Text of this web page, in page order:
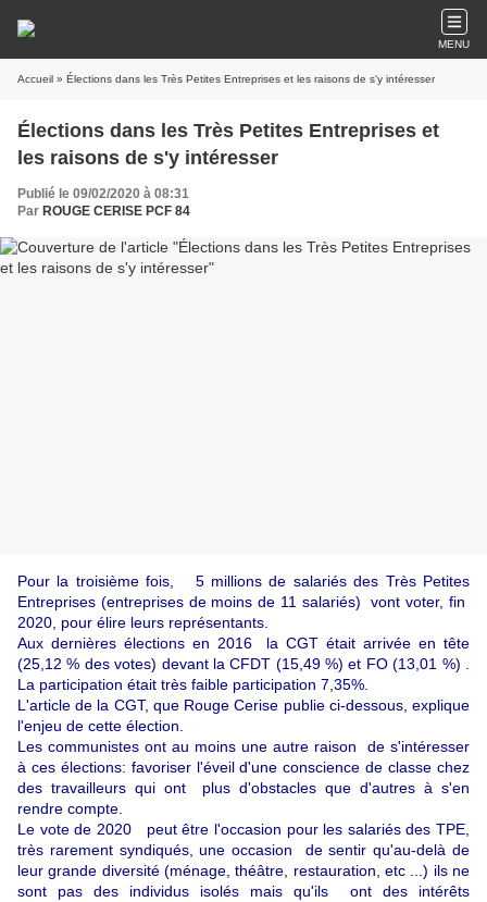
MENU
Accueil » Élections dans les Très Petites Entreprises et les raisons de s'y intéresser
Élections dans les Très Petites Entreprises et
les raisons de s'y intéresser
Publié le 09/02/2020 à 08:31
Par ROUGE CERISE PCF 84
Pour la troisième fois, 5 millions de salariés des Très Petites
Entreprises (entreprises de moins de 11 salariés) vont voter, fin
2020, pour élire leurs représentants.
Aux dernières élections en 2016
la CGT était arrivée en tête
(25,12 % des votes) devant la CFDT (15,49 %) et FO (13,01 %) .
La participation était très faible participation 7,35%.
L'article de la CGT, que Rouge Cerise publie ci-dessous, explique
l'enjeu de cette élection.
Les communistes ont au moins une autre raison de s'intéresser
à ces élections: favoriser l'éveil d'une conscience de classe chez
des travailleurs qui ont plus d'obstacles que d'autres à s'en
rendre compte.
Le vote de 2020
peut être l'occasion pour les salariés des TPE,
très rarement syndiqués, une occasion de sentir qu'au-delà de
leur grande diversité (ménage, théâtre, restauration, etc ...) ils ne
sont pas des individus isolés mais qu'ils ont des intérêts